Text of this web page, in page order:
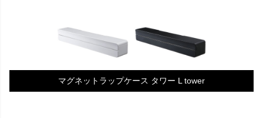
マグネットラップケース タワー L tower